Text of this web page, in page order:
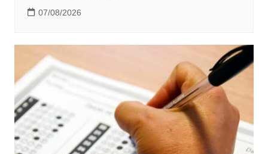
07/08/2026